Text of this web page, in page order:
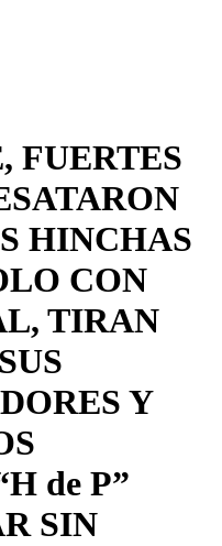
FUERTES
HINCHAS
CON
TIRAN
Y
de P”
SIN